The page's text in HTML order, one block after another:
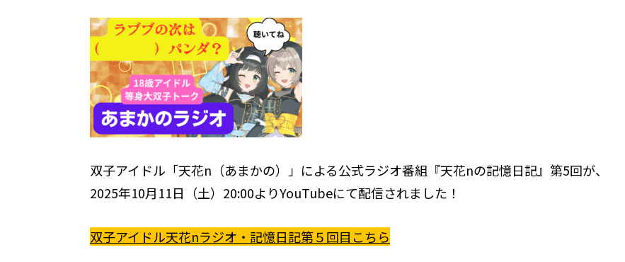
双子アイドル「天花n（あまかの）」による公式ラジオ番組『天花nの記憶日記』第5回が、
2025年10月11日（土）20:00よりYouTubeにて配信されました！
双子アイドル天花nラジオ・記憶日記第５回目こちら